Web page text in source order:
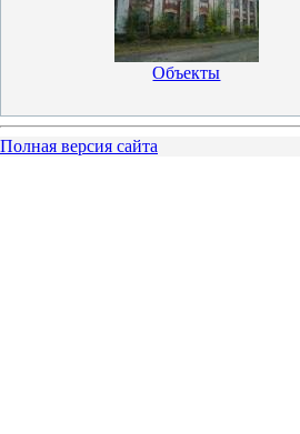
Объекты
Полная версия сайта